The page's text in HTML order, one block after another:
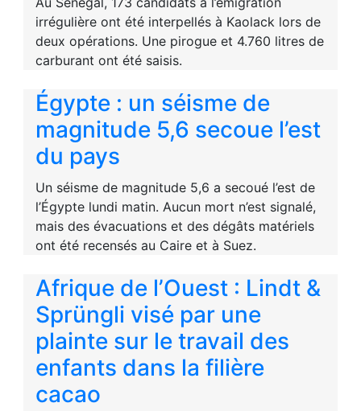
irrégulière ont été interpellés à Kaolack lors de
deux opérations. Une pirogue et 4.760 litres de
carburant ont été saisis.
Égypte : un séisme de
magnitude 5,6 secoue l’est
du pays
Un séisme de magnitude 5,6 a secoué l’est de
l’Égypte lundi matin. Aucun mort n’est signalé,
mais des évacuations et des dégâts matériels
ont été recensés au Caire et à Suez.
Afrique de l’Ouest : Lindt &
Sprüngli visé par une
plainte sur le travail des
enfants dans la filière
cacao